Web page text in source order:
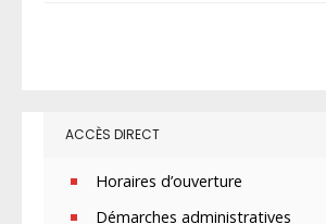
ACCÈS DIRECT
Horaires d’ouverture
Démarches administratives